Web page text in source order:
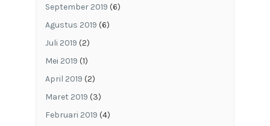
September 2019 (6)
Agustus 2019 (6)
Juli 2019 (2)
Mei 2019 (1)
April 2019 (2)
Maret 2019 (3)
Februari 2019 (4)